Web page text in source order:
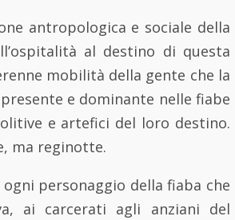
antropologica e sociale della
al destino di questa
mobilità della gente che la
e dominante nelle fiabe
e artefici del loro destino.
ma reginotte.
personaggio della fiaba che
ai carcerati agli anziani del